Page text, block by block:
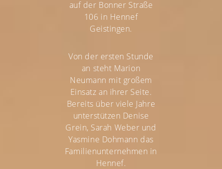
auf der Bonner Straße
106 in Hennef
Geistingen.
Von der ersten Stunde
an steht Marion
Neumann mit großem
Einsatz an ihrer Seite.
Bereits über viele Jahre
unterstützen Denise
Grein, Sarah Weber und
Yasmine Dohmann das
Familienunternehmen in
Hennef.